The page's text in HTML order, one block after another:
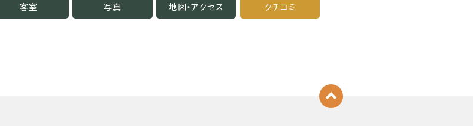
客室 写真 地図・アクセス クチコミ